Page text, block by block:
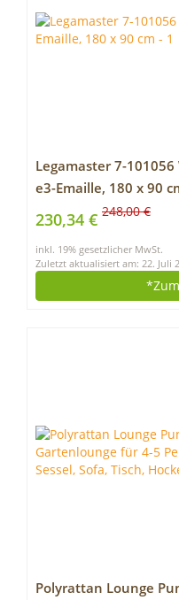
Legamaster 7-
e3-Emaille, 180 x 90
230,34 € 248,00 €
inkl. 19% gesetzlicher MwSt.
Zuletzt aktualisiert am: 22. Juli
*Zum
Polyrattan Lounge